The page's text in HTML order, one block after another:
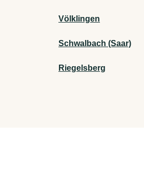
Völklingen
Schwalbach (Saar)
Riegelsberg